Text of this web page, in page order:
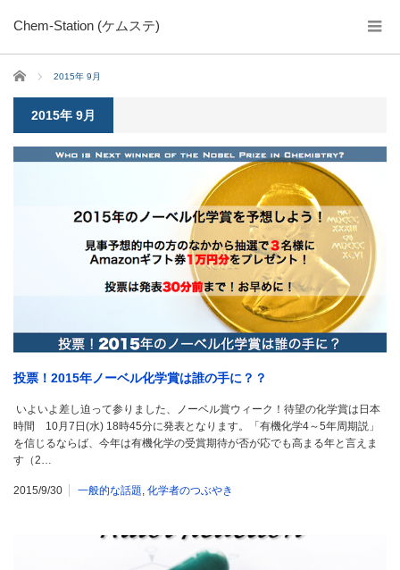
Chem-Station (ケムステ)
ホーム 2015年 9月
2015年 9月
投票！2015年ノーベル化学賞は誰の手に？？
いよいよ差し迫って参りました、ノーベル賞ウィーク！待望の化学賞は日本
時間 10月7日(水) 18時45分に発表となります。「有機化学4～5年周期説」
を信じるならば、今年は有機化学の受賞期待が否が応でも高まる年と言えま
す（2…
2015/9/30 一般的な話題, 化学者のつぶやき